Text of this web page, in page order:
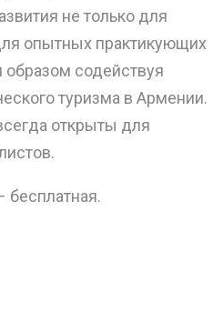
не только для
опытных практикующих
содействуя
туризма в Армении.
открыты для
бесплатная.